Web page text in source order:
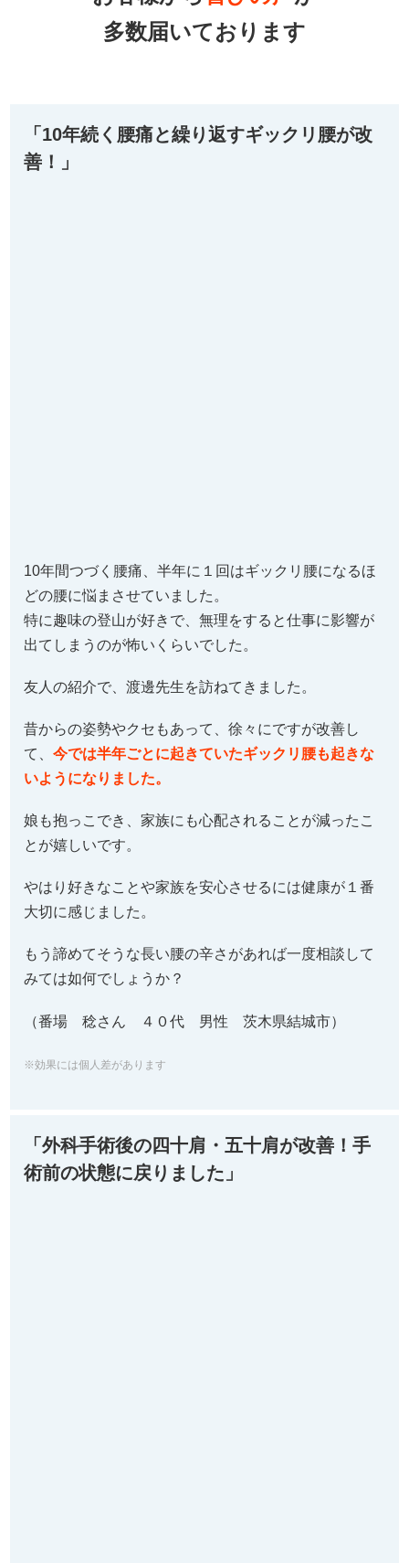
多数届いております
「10年続く腰痛と繰り返すギックリ腰が改
善！」
10年間つづく腰痛、半年に１回はギックリ腰になるほ
どの腰に悩まさせていました。
特に趣味の登山が好きで、無理をすると仕事に影響が
出てしまうのが怖いくらいでした。
友人の紹介で、渡邊先生を訪ねてきました。
昔からの姿勢やクセもあって、徐々にですが改善し
て、 今では半年ごとに起きていたギックリ腰も起きな
いようになりました。
娘も抱っこでき、家族にも心配されることが減ったこ
とが嬉しいです。
やはり好きなことや家族を安心させるには健康が１番
大切に感じました。
もう諦めてそうな長い腰の辛さがあれば一度相談して
みては如何でしょうか？
（番場 稔さん ４０代 男性 茨木県結城市）
※効果には個人差があります
「外科手術後の四十肩・五十肩が改善！手
術前の状態に戻りました」